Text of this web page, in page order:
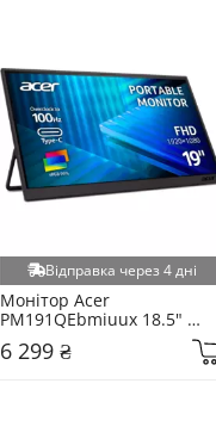
Відправка через 4 дні
Монітор Acer
PM191QEbmiuux 18.5"
6 299 ₴